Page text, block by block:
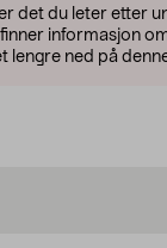
det du leter etter
finner informasjon
lengre ned på